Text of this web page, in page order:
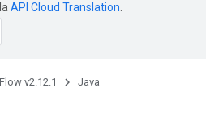
API Cloud Translation
v2.12.1 Java